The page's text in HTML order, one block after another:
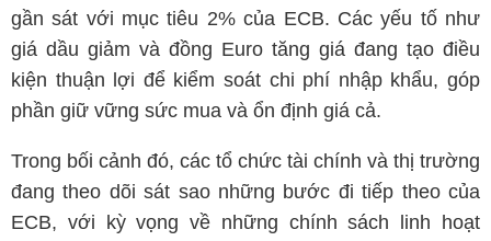
gần sát với mục tiêu 2% của ECB. Các yếu tố như
giá dầu giảm và đồng Euro tăng giá đang tạo điều
kiện thuận lợi để kiểm soát chi phí nhập khẩu, góp
phần giữ vững sức mua và ổn định giá cả.
Trong bối cảnh đó, các tổ chức tài chính và thị trường
đang theo dõi sát sao những bước đi tiếp theo của
ECB, với kỳ vọng về những chính sách linh hoạt